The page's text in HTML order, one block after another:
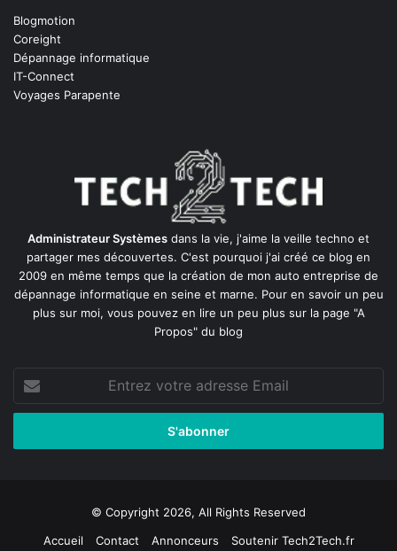
Blogmotion
Coreight
Dépannage informatique
IT-Connect
Voyages Parapente
Administrateur Systèmes dans la vie, j'aime la veille techno et
partager mes découvertes. C'est pourquoi j'ai créé ce blog en
2009 en même temps que la création de mon auto entreprise de
dépannage informatique en seine et marne. Pour en savoir un peu
plus sur moi, vous pouvez en lire un peu plus sur la page "A
Propos" du blog
votre
adresse
© Copyright 2026, All Rights Reserved
Accueil
Contact Annonceurs Soutenir Tech2Tech.fr